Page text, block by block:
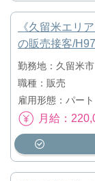
《久留米エリ
の販売接客/
勤務地：久留米市
職種：販売
雇用形態：パー
月給：